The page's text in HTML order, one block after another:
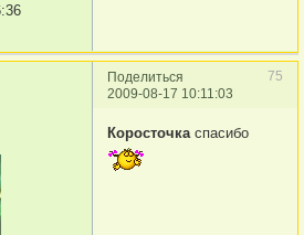
Поделиться
75
2009-08-17 10:11:03
Коросточка спасибо